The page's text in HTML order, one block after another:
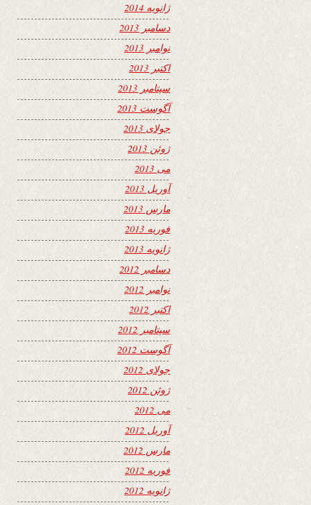
ژانویه 2014
دسامبر 2013
نوامبر 2013
اکتبر 2013
سپتامبر 2013
آگوست 2013
جولای 2013
ژوئن 2013
می 2013
آوریل 2013
مارس 2013
فوریه 2013
ژانویه 2013
دسامبر 2012
نوامبر 2012
اکتبر 2012
سپتامبر 2012
آگوست 2012
جولای 2012
ژوئن 2012
می 2012
آوریل 2012
مارس 2012
فوریه 2012
ژانویه 2012